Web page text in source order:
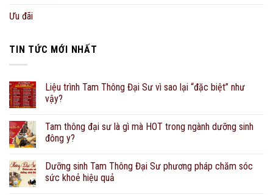
Ưu đãi
TIN TỨC MỚI NHẤT
Liệu trình Tam Thông Đại Sư vì sao lại “đặc biệt” như
vậy?
Tam thông đại sư là gì mà HOT trong ngành dưỡng sinh
đông y?
Dưỡng sinh Tam Thông Đại Sư phương pháp chăm sóc
sức khoẻ hiệu quả